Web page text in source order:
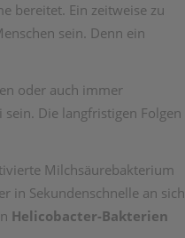
bereitet. Ein zeitweise zu
sein. Denn ein
oder auch immer
Die langfristigen Folgen
Milchsäurebakterium
in Sekundenschnelle an sich
Helicobacter-Bakterien